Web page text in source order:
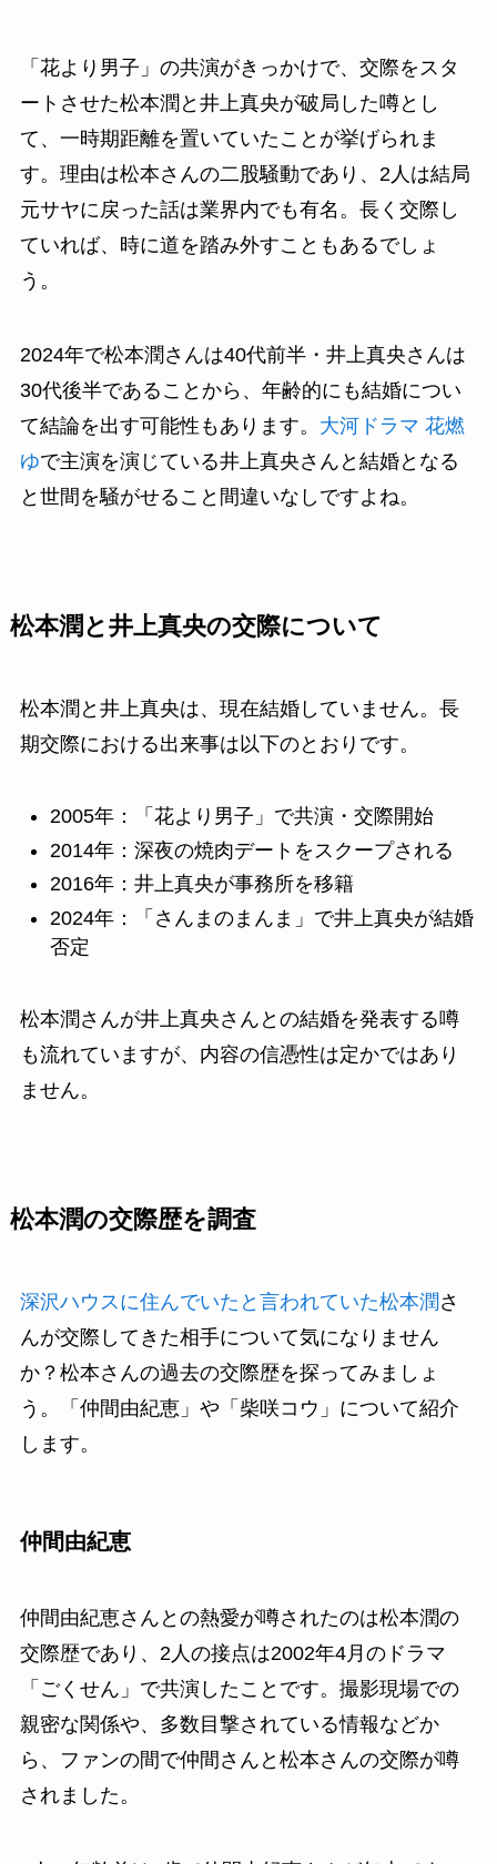
「花より男子」の共演がきっかけで、交際をスタ
ートさせた松本潤と井上真央が破局した噂とし
て、一時期距離を置いていたことが挙げられま
す。理由は松本さんの二股騒動であり、2人は結局
元サヤに戻った話は業界内でも有名。長く交際し
ていれば、時に道を踏み外すこともあるでしょ
う。
2024年で松本潤さんは40代前半・井上真央さんは
30代後半であることから、年齢的にも結婚につい
て結論を出す可能性もあります。 大河ドラマ 花燃
ゆで主演を演じている井上真央さんと結婚となる
と世間を騒がせること間違いなしですよね。
松本潤と井上真央の交際について
松本潤と井上真央は、現在結婚していません。長
期交際における出来事は以下のとおりです。
2005年：「花より男子」で共演・交際開始
2014年：深夜の焼肉デートをスクープされる
2016年：井上真央が事務所を移籍
2024年：「さんまのまんま」で井上真央が結婚
否定
松本潤さんが井上真央さんとの結婚を発表する噂
も流れていますが、内容の信憑性は定かではあり
ません。
松本潤の交際歴を調査
深沢ハウスに住んでいたと言われていた松本潤 さ
んが交際してきた相手について気になりません
か？松本さんの過去の交際歴を探ってみましょ
う。「仲間由紀恵」や「柴咲コウ」について紹介
します。
仲間由紀恵
仲間由紀恵さんとの熱愛が噂されたのは松本潤の
交際歴であり、2人の接点は2002年4月のドラマ
「ごくせん」で共演したことです。撮影現場での
親密な関係や、多数目撃されている情報などか
ら、ファンの間で仲間さんと松本さんの交際が噂
されました。